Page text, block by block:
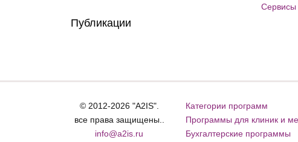
Сервисы
Публикации
© 2012-2026 "A2IS".
все права защищены..
info@a2is.ru
Категории программ
Программы для клиник и
Бухгалтерские программы